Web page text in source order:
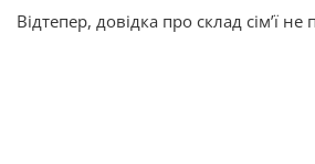
Відтепер, довідка про склад сім’ї не